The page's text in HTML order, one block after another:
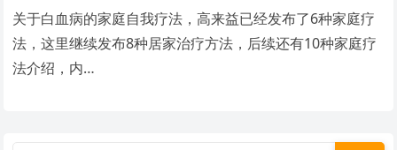
关于白血病的家庭自我疗法，高来益已经发布了6种家庭疗
法，这里继续发布8种居家治疗方法，后续还有10种家庭疗
法介绍，内…